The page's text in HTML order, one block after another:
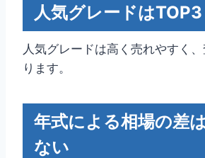
人気グレードはTOP3
人気グレードは高く売れやすく
ります。
年式による相場の差
ない